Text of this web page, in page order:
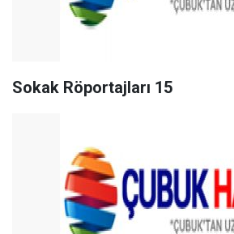
Sokak Röportajları 15